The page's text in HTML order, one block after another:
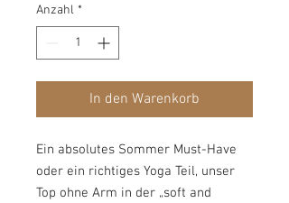
Anzahl *
In den Warenkorb
Ein absolutes Sommer Must-Have
oder ein richtiges Yoga Teil, unser
Top ohne Arm in der „soft and